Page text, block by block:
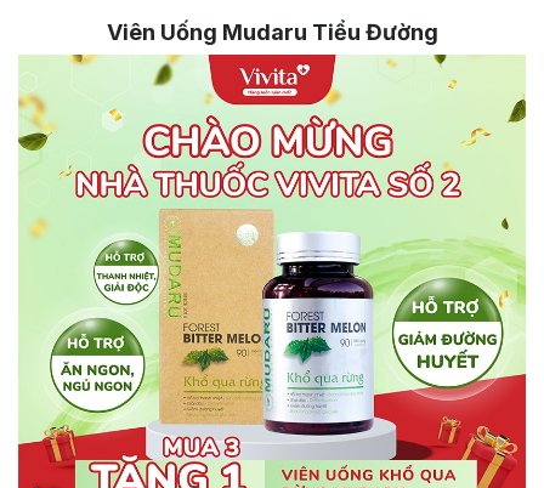
Viên Uống Mudaru Tiểu Đường